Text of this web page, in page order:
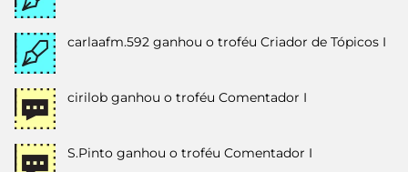
carlaafm.592 ganhou o troféu Criador de Tópicos I
cirilob ganhou o troféu Comentador I
S.Pinto ganhou o troféu Comentador I